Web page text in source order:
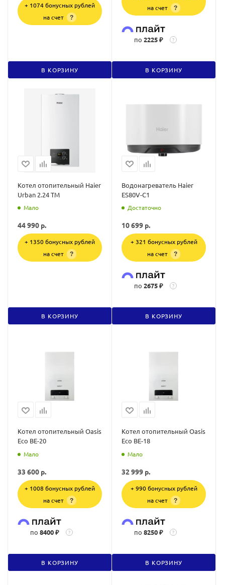
+ 1074 бонусных рублей
на счет
?
В КОРЗИНУ
на счет
?
по 2225 ₽ ?
В КОРЗИНУ
Котел отопительный Haier
Urban 2.24 TM
Мало
44 990 р.
+ 1350 бонусных рублей
на счет
?
В КОРЗИНУ
Водонагреватель Haier
ES80V-C1
Достаточно
10 699 р.
+ 321 бонусных рублей
на счет
?
по 2675 ₽ ?
В КОРЗИНУ
Котел отопительный Oasis
Eco BE-20
Мало
33 600 р.
+ 1008 бонусных рублей
на счет
?
по 8400 ₽ ?
В КОРЗИНУ
Котел отопительный Oasis
Eco BE-18
Мало
32 999 р.
+ 990 бонусных рублей
на счет
?
по 8250 ₽ ?
В КОРЗИНУ